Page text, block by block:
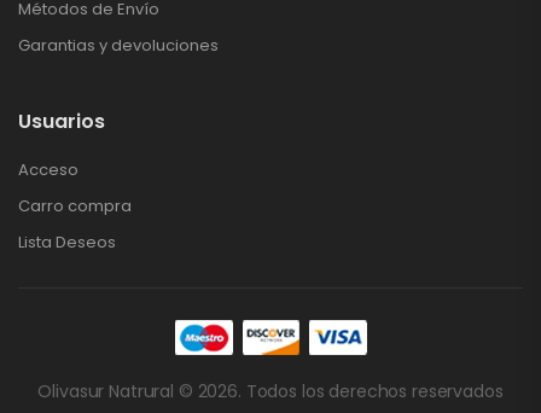
Métodos de Envío
Garantias y devoluciones
Usuarios
Acceso
Carro compra
Lista Deseos
Olivasur Natrural © 2026. Todos los derechos reservados